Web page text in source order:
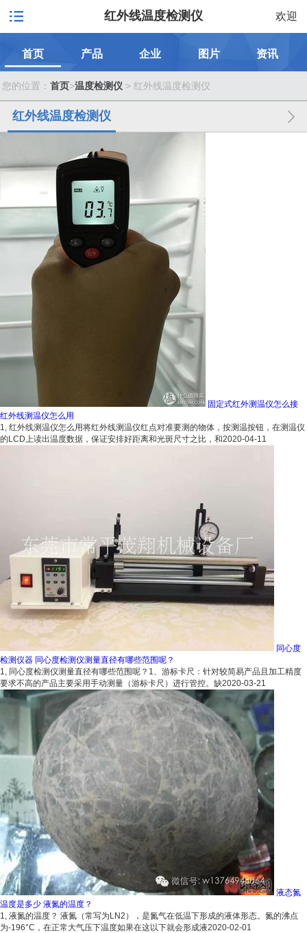
红外线温度检测仪 欢迎
首页 产品 企业 图片 资讯
您的位置： 首页>温度检测仪 > 红外线温度检测仪
红外线温度检测仪
固定式红外测温仪怎么接
红外线测温仪怎么用
1, 红外线测温仪怎么用将红外线测温仪红点对准要测的物体，按测温按钮，在测温仪
的LCD上读出温度数据，保证安排好距离和光斑尺寸之比，和2020-04-11
同心度
检测仪器 同心度检测仪测量直径有哪些范围呢？
1, 同心度检测仪测量直径有哪些范围呢？1、游标卡尺：针对较简易产品且加工精度
要求不高的产品主要采用手动测量（游标卡尺）进行管控。缺2020-03-21
液态氮
温度是多少 液氮的温度？
1, 液氮的温度？ 液氮（常写为LN2），是氮气在低温下形成的液体形态。氮的沸点
为-196°C，在正常大气压下温度如果在这以下就会形成液2020-02-01